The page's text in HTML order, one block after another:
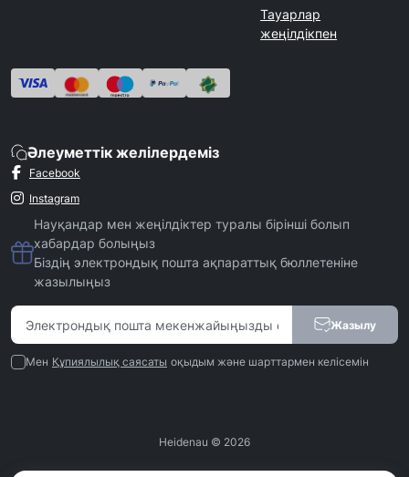
Тауарлар
жеңілдікпен
Әлеуметтік желілердеміз
Facebook
Instagram
Науқандар мен жеңілдіктер туралы бірінші болып
хабардар болыңыз
Біздің электрондық пошта ақпараттық бюллетеніне
жазылыңыз
Жазылу
Мен Құпиялылық саясаты оқыдым және шарттармен келісемін
Heidenau © 2026